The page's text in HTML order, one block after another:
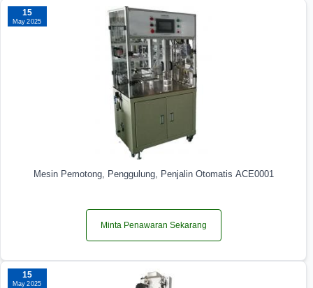
15
May 2025
Mesin Pemotong, Penggulung, Penjalin Otomatis ACE0001
Minta Penawaran Sekarang
15
May 2025